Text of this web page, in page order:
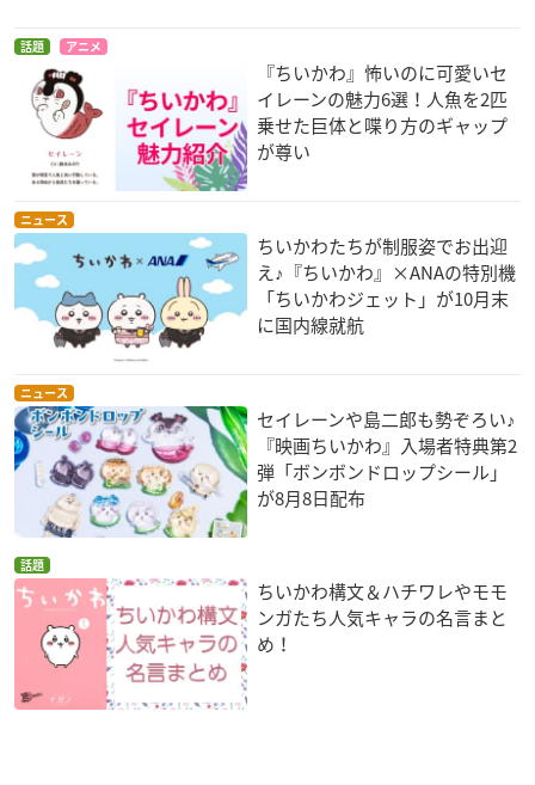
話題 アニメ
『ちいかわ』怖いのに可愛いセ
イレーンの魅力6選！人魚を2匹
乗せた巨体と喋り方のギャップ
が尊い
ニュース
ちいかわたちが制服姿でお出迎
え♪『ちいかわ』×ANAの特別機
「ちいかわジェット」が10月末
に国内線就航
ニュース
セイレーンや島二郎も勢ぞろい♪
『映画ちいかわ』入場者特典第2
弾「ボンボンドロップシール」
が8月8日配布
話題
ちいかわ構文＆ハチワレやモモ
ンガたち人気キャラの名言まと
め！